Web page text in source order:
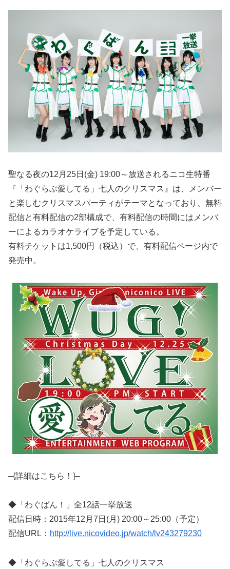
聖なる夜の12月25日(金) 19:00～放送されるニコ生特番
『「わぐらぶ愛してる」七人のクリスマス』は、メンバー
と楽しむクリスマスパーティがテーマとなっており、無料
配信と有料配信の2部構成で、有料配信の時間にはメンバ
ーによるカラオケライブを予定している。
有料チケットは1,500円（税込）で、有料配信ページ内で
発売中。
–{詳細はこちら！}–
◆「わぐばん！」全12話一挙放送
配信日時：2015年12月7日(月) 20:00～25:00（予定）
配信URL： http://live.nicovideo.jp/watch/lv243279230
◆「わぐらぶ愛してる」七人のクリスマス